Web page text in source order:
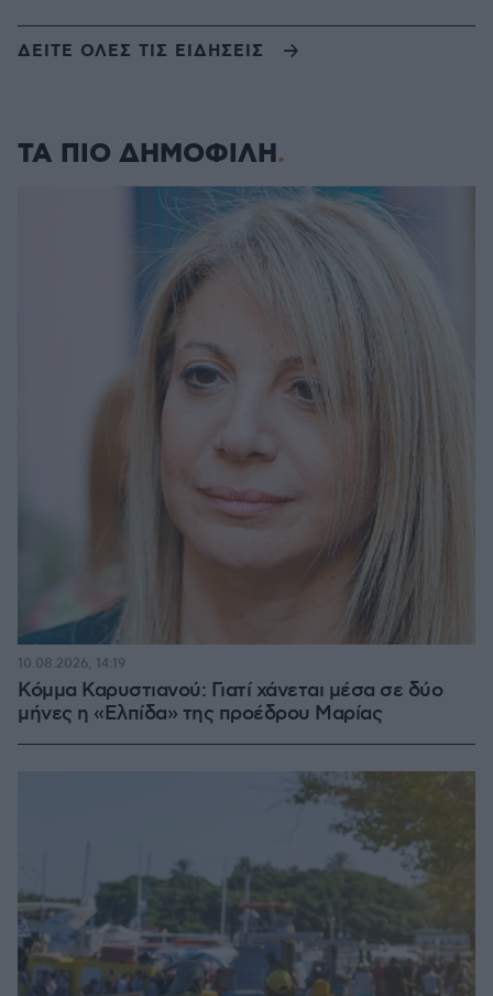
ΔΕΙΤΕ ΟΛΕΣ ΤΙΣ ΕΙΔΗΣΕΙΣ
ΤΑ ΠΙΟ ΔΗΜΟΦΙΛΗ
Κόμμα Καρυστιανού: Γιατί χάνεται μέσα σε δύο
μήνες η «Ελπίδα» της προέδρου Μαρίας
10.08.2026, 14:19